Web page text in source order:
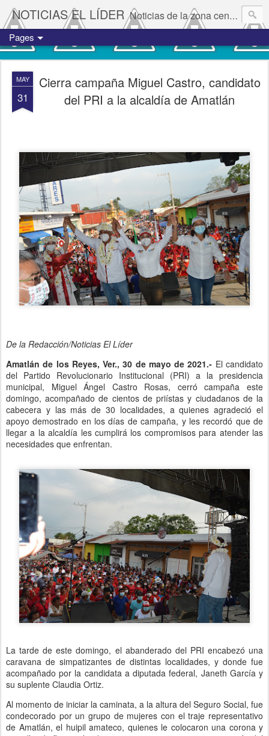
NOTICIAS EL LÍDER Noticias de la zona centro del estado de Veracruz.
Pages
MAY
31
Cierra campaña Miguel Castro, candidato
del PRI a la alcaldía de Amatlán
De la Redacción/Noticias El Líder
Amatlán de los Reyes, Ver., 30 de mayo de 2021.- El candidato
del Partido Revolucionario Institucional (PRI) a la presidencia
municipal, Miguel Ángel Castro Rosas, cerró campaña este
domingo, acompañado de cientos de priístas y ciudadanos de la
cabecera y las más de 30 localidades, a quienes agradeció el
apoyo demostrado en los días de campaña, y les recordó que de
llegar a la alcaldía les cumplirá los compromisos para atender las
necesidades que enfrentan.
La tarde de este domingo, el abanderado del PRI encabezó una
caravana de simpatizantes de distintas localidades, y donde fue
acompañado por la candidata a diputada federal, Janeth García y
su suplente Claudia Ortiz.
Al momento de iniciar la caminata, a la altura del Seguro Social, fue
condecorado por un grupo de mujeres con el traje representativo
de Amatlán, el huipil amateco, quienes le colocaron una corona y